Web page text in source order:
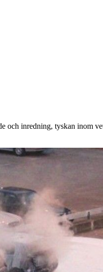
inredning, tyskan inom